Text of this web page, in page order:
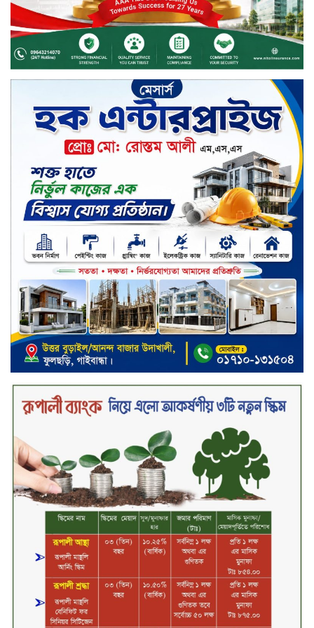
চুয়াডাঙ্গায় বিএআরআই’র কৃষি গবেষণা
কেন্দ্র, মেহেরপুর এর আঞ্চলিক রিভিউ
কর্মশালা/২০২৫-২৬ অনুষ্ঠিত
মুসলিম নিকাহ রেজিস্ট্রার কল্যাণ
পরিষদের সম্মেলন অনুষ্ঠিত
দীর্ঘস্থায়ী ৭,৫০০ এমএএইচ ব্যাটারি
এবং শক্তিশালী গরিলা গ্লাস ৭আই সুরক্ষা
নিয়ে শাওমি উন্মোচন করল নতুন রেডমি
১৭
খালেদা জিয়ার গাড়ীতে হামলাকারী
রুবেলের গোত্রীয় সন্ত্রাসীদের গ্রেফতারের
দাবি
ক্যাশলেস বাংলাদেশ বিনির্মাণে
ইসলামী ব্যাংকের উদ্যোগে বাংলা
কিউআর নিয়ে বিশিষ্ট আলেমদের সঙ্গে
মতবিনিময় সভা অনুষ্ঠিত
‘শেখ হাসিনা ডিসেম্বরে ফিরলে গণহত্যার
দায় নিয়ে কারাগারে যাবেন,’ আইনমন্ত্রী
মধ্যরাতে শাহজালাল বিমানবন্দরের
বলাকা লাউঞ্জে অগ্নিকাণ্ড
নিরাপদ ও স্বল্পব্যয়ে ক্যাশলেস লেনদেন
গড়তে কাজ করছে বাংলাদেশ ব্যাংক:
গভর্নর
জীবননগর সীমান্ত দিয়ে ভারতে অবৈধ
অনুপ্রবেশের সময় ৮ বাংলাদেশি নারী
আটক